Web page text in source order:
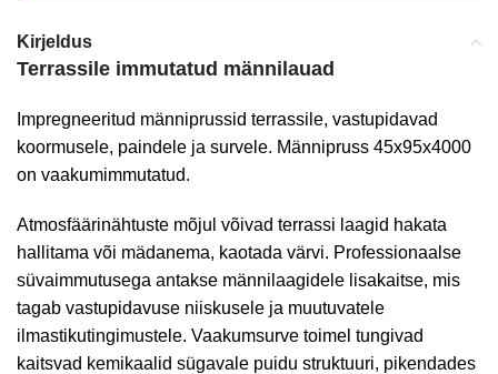
Kirjeldus
Terrassile immutatud männilauad
Impregneeritud männiprussid terrassile, vastupidavad
koormusele, paindele ja survele. Männipruss 45x95x4000
on vaakumimmutatud.
Atmosfäärinähtuste mõjul võivad terrassi laagid hakata
hallitama või mädanema, kaotada värvi. Professionaalse
süvaimmutusega antakse männilaagidele lisakaitse, mis
tagab vastupidavuse niiskusele ja muutuvatele
ilmastikutingimustele. Vaakumsurve toimel tungivad
kaitsvad kemikaalid sügavale puidu struktuuri, pikendades